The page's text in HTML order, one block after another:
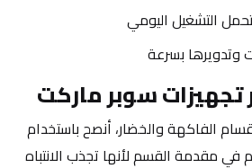
التشغيل اليومي
وتدويرها بسرعة
تجهيزات سوبر ماركت